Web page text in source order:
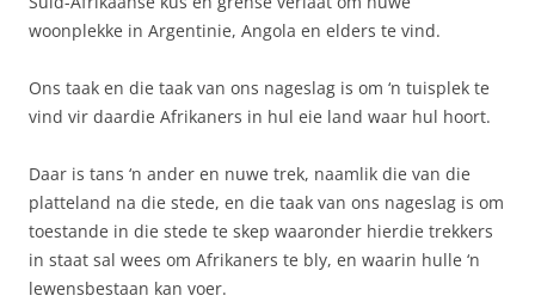
woonplekke in Argentinie, Angola en elders te vind.
Ons taak en die taak van ons nageslag is om ‘n tuisplek te
vind vir daardie Afrikaners in hul eie land waar hul hoort.
Daar is tans ‘n ander en nuwe trek, naamlik die van die
platteland na die stede, en die taak van ons nageslag is om
toestande in die stede te skep waaronder hierdie trekkers
in staat sal wees om Afrikaners te bly, en waarin hulle ‘n
lewensbestaan kan voer.